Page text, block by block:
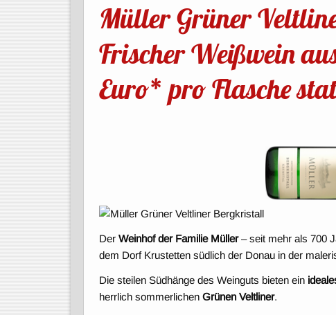
Müller Grüner
Frischer Weißwein
Euro* pro Flasche
DerWeinhof der Familie Müller– seit mehr als 700
dem Dorf Krustetten südlich der Donau in der
Die steilen Südhänge des Weinguts bieten ein
herrlich sommerlichenGrünen Veltliner.